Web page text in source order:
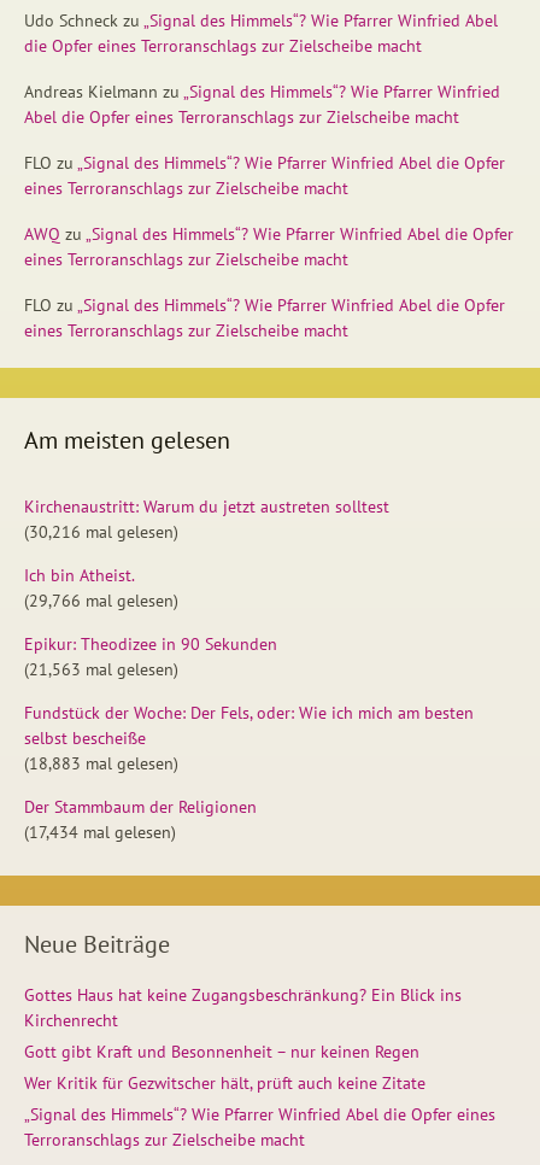
Udo Schneck zu „Signal des Himmels“? Wie Pfarrer Winfried Abel
die Opfer eines Terroranschlags zur Zielscheibe macht
Andreas Kielmann zu „Signal des Himmels“? Wie Pfarrer Winfried
Abel die Opfer eines Terroranschlags zur Zielscheibe macht
FLO zu „Signal des Himmels“? Wie Pfarrer Winfried Abel die Opfer
eines Terroranschlags zur Zielscheibe macht
AWQ zu „Signal des Himmels“? Wie Pfarrer Winfried Abel die Opfer
eines Terroranschlags zur Zielscheibe macht
FLO zu „Signal des Himmels“? Wie Pfarrer Winfried Abel die Opfer
eines Terroranschlags zur Zielscheibe macht
Am meisten gelesen
Kirchenaustritt: Warum du jetzt austreten solltest
(30,216 mal gelesen)
Ich bin Atheist.
(29,766 mal gelesen)
Epikur: Theodizee in 90 Sekunden
(21,563 mal gelesen)
Fundstück der Woche: Der Fels, oder: Wie ich mich am besten
selbst bescheiße
(18,883 mal gelesen)
Der Stammbaum der Religionen
(17,434 mal gelesen)
Neue Beiträge
Gottes Haus hat keine Zugangsbeschränkung? Ein Blick ins
Kirchenrecht
Gott gibt Kraft und Besonnenheit – nur keinen Regen
Wer Kritik für Gezwitscher hält, prüft auch keine Zitate
„Signal des Himmels“? Wie Pfarrer Winfried Abel die Opfer eines
Terroranschlags zur Zielscheibe macht